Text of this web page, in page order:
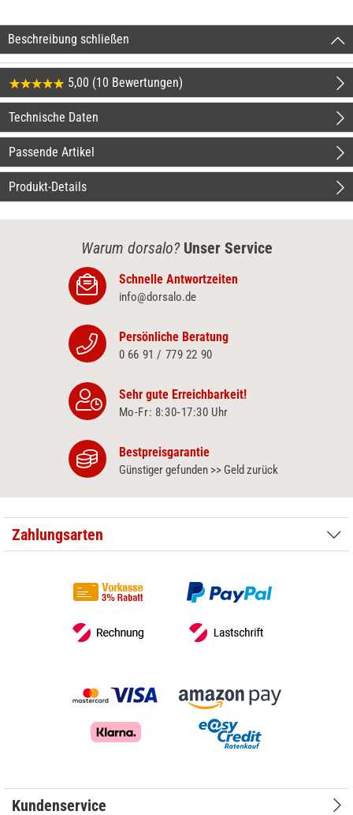
Beschreibung schließen
5,00 (10 Bewertungen)
Technische Daten
Passende Artikel
Produkt-Details
Warum dorsalo? Unser Service
Schnelle Antwortzeiten
info@dorsalo.de
Persönliche Beratung
0 66 91 / 779 22 90
Sehr gute Erreichbarkeit!
Mo-Fr: 8:30‑17:30 Uhr
Bestpreisgarantie
Günstiger gefunden >> Geld zurück
Zahlungsarten
Kundenservice